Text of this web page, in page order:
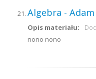
Algebra -
Opis materiału:
nono nono